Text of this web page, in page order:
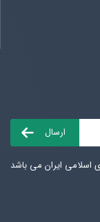
اسلامی ایران می باشد